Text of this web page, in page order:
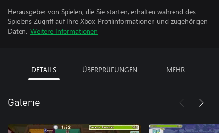
Herausgeber von Spielen, die Sie starten, erhalten während des
Spielens Zugriff auf Ihre Xbox-Profilinformationen und zugehörigen
Daten. Weitere Informationen
DETAILS ÜBERPRÜFUNGEN MEHR
Galerie